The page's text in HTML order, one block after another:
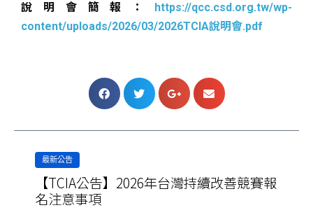
說明會簡報：
https://qcc.csd.org.tw/wp-
content/uploads/2026/03/2026TCIA說明會.pdf
最新公告
【TCIA公告】2026年台灣持續改善競賽報
名注意事項